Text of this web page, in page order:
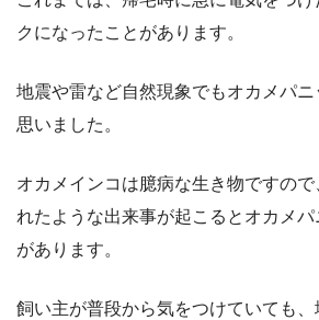
クになったことがあります。
地震や雷など自然現象でもオカメパ
思いました。
オカメインコは臆病な生き物ですの
れたような出来事が起こるとオカメ
があります。
飼い主が普段から気をつけていても、